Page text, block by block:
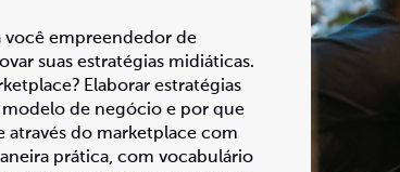
você empreendedor de
suas estratégias midiáticas.
Elaborar estratégias
de negócio e por que
através do marketplace com
prática, com vocabulário